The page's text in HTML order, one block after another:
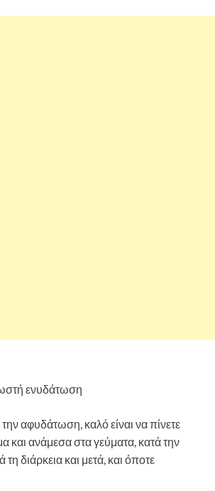
ενυδάτωση
αφυδάτωση, καλό είναι να πίνετε
και ανάμεσα στα γεύματα, κατά την
διάρκεια και μετά, και όποτε